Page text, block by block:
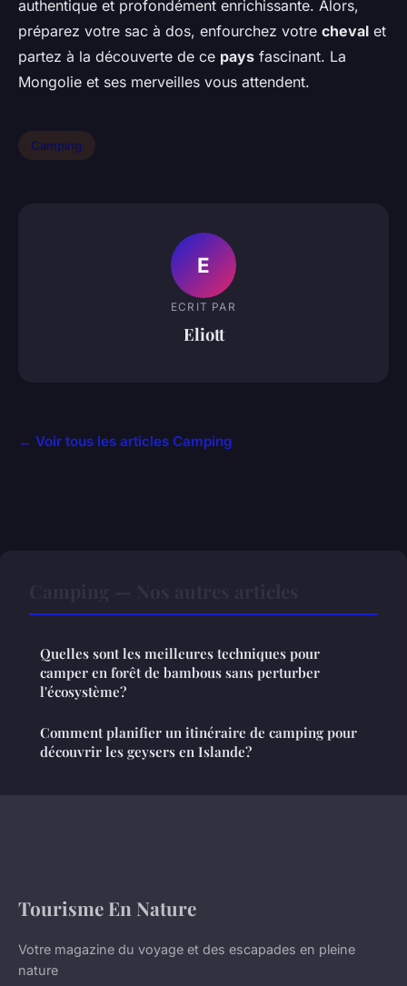
authentique et profondément enrichissante. Alors,
préparez votre sac à dos, enfourchez votre cheval et
partez à la découverte de ce pays fascinant. La
Mongolie et ses merveilles vous attendent.
Camping
E
ECRIT PAR
Eliott
← Voir tous les articles Camping
Quelles sont les meilleures techniques pour
camper en forêt de bambous sans perturber
l'écosystème?
Comment planifier un itinéraire de camping pour
découvrir les geysers en Islande?
Tourisme En Nature
Votre magazine du voyage et des escapades en pleine
nature